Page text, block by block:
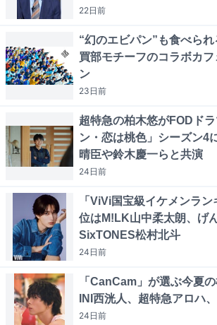
22日前
“幻のエビパン”も食べら
買部モチーフのコラボカ
ン
23日前
超特急の柏木悠がFODド
ン・恋は桃色」シーズン4
晴臣や鈴木慶一らと共演
24日前
「ViVi国宝級イケメンラ
位はM!LK山中柔太朗、げ
SixTONES松村北斗
24日前
「CanCam」が選ぶ今夏
INI西洸人、超特急アロハ
24日前